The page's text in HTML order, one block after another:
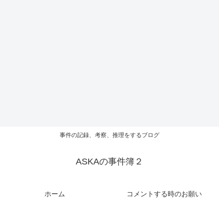
事件の記録、考察、推理をするブログ
ASKAの事件簿２
ホーム コメントする時のお願い